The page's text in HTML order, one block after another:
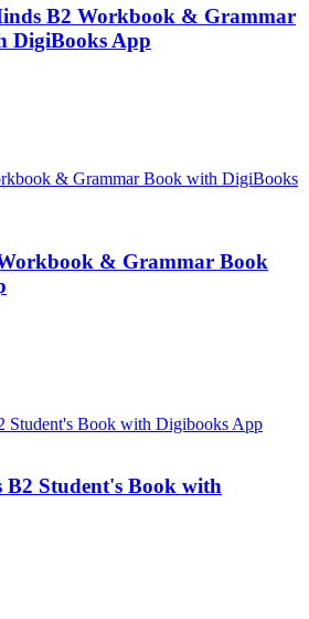
B2 Workbook & Grammar
DigiBooks App
& Grammar Book
Student's Book with